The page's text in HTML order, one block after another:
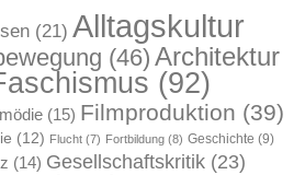
(21) Alltagskultur
(46) Architektur
(92)
(15) Filmproduktion (39)
(12) Flucht (7) Fortbildung (8) Geschichte (9)
(14) Gesellschaftskritik (23)